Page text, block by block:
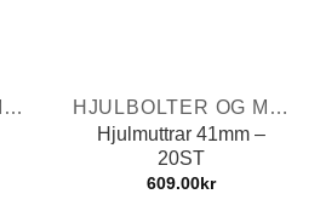
HJULBOLTER OG MUTTERE
HJULBOLTER OG MUTTERE
Hjulmuttrar 41mm –
20ST
609.00 kr